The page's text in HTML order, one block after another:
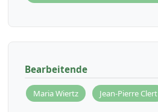
Bearbeitende
Maria Wiertz Jean-Pierre Clert